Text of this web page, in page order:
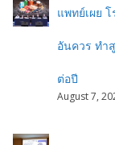
แพทย์เผย
อันควร ทำ
ต่อปี
August 7,